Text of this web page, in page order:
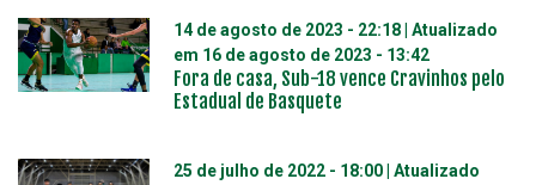
14 de agosto de 2023 - 22:18 | Atualizado
em 16 de agosto de 2023 - 13:42
Fora de casa, Sub-18 vence Cravinhos pelo
Estadual de Basquete
25 de julho de 2022 - 18:00 | Atualizado